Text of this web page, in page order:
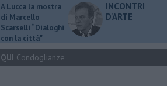
A Lucca la mostra
di Marcello
Scarselli “Dialoghi
con la città"
INCONTRI
D'ARTE
QUI Condoglianze